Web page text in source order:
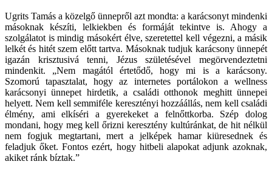
Ugrits Tamás a közelgő ünnepről azt mondta: a karácsonyt mindenki
másoknak készíti, lelkiekben és formáját tekintve is. Ahogy a
szolgálatot is mindig másokért élve, szeretettel kell végezni, a másik
lelkét és hitét szem előtt tartva. Másoknak tudjuk karácsony ünnepét
igazán krisztusivá tenni, Jézus születésével megörvendeztetni
mindenkit. „Nem magától értetődő, hogy mi is a karácsony.
Szomorú tapasztalat, hogy az internetes portálokon a wellness
karácsonyi ünnepet hirdetik, a családi otthonok meghitt ünnepei
helyett. Nem kell semmiféle keresztényi hozzáállás, nem kell családi
élmény, ami elkíséri a gyerekeket a felnőttkorba. Szép dolog
mondani, hogy meg kell őrizni keresztény kultúránkat, de hit nélkül
nem fogjuk megtartani, mert a jelképek hamar kiüresednek és
feladjuk őket. Fontos ezért, hogy hitbeli alapokat adjunk azoknak,
akiket ránk bíztak.”